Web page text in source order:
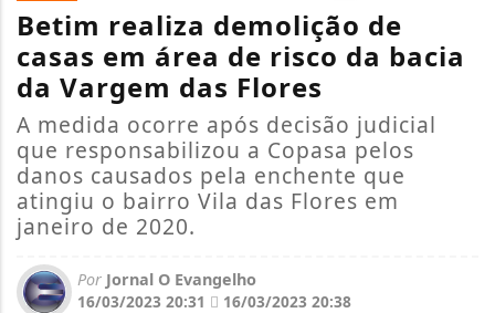
Betim realiza demolição de
casas em área de risco da bacia
da Vargem das Flores
A medida ocorre após decisão judicial
que responsabilizou a Copasa pelos
danos causados pela enchente que
atingiu o bairro Vila das Flores em
janeiro de 2020.
Por Jornal O Evangelho
16/03/2023 20:31
16/03/2023 20:38